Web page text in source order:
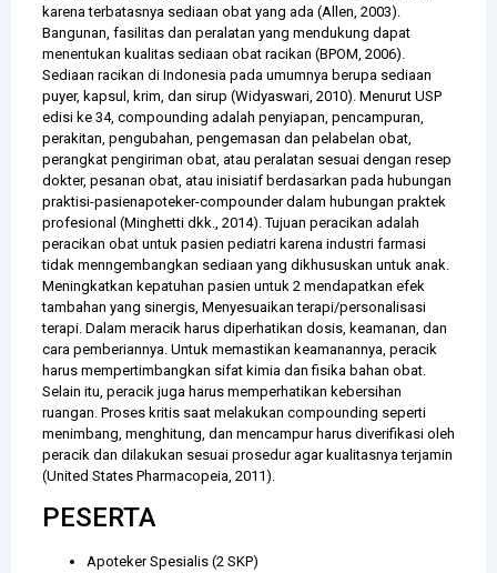
karena terbatasnya sediaan obat yang ada (Allen, 2003).
Bangunan, fasilitas dan peralatan yang mendukung dapat
menentukan kualitas sediaan obat racikan (BPOM, 2006).
Sediaan racikan di Indonesia pada umumnya berupa sediaan
puyer, kapsul, krim, dan sirup (Widyaswari, 2010). Menurut USP
edisi ke 34, compounding adalah penyiapan, pencampuran,
perakitan, pengubahan, pengemasan dan pelabelan obat,
perangkat pengiriman obat, atau peralatan sesuai dengan resep
dokter, pesanan obat, atau inisiatif berdasarkan pada hubungan
praktisi-pasienapoteker-compounder dalam hubungan praktek
profesional (Minghetti dkk., 2014). Tujuan peracikan adalah
peracikan obat untuk pasien pediatri karena industri farmasi
tidak menngembangkan sediaan yang dikhususkan untuk anak.
Meningkatkan kepatuhan pasien untuk 2 mendapatkan efek
tambahan yang sinergis, Menyesuaikan terapi/personalisasi
terapi. Dalam meracik harus diperhatikan dosis, keamanan, dan
cara pemberiannya. Untuk memastikan keamanannya, peracik
harus mempertimbangkan sifat kimia dan fisika bahan obat.
Selain itu, peracik juga harus memperhatikan kebersihan
ruangan. Proses kritis saat melakukan compounding seperti
menimbang, menghitung, dan mencampur harus diverifikasi oleh
peracik dan dilakukan sesuai prosedur agar kualitasnya terjamin
(United States Pharmacopeia, 2011).
PESERTA
Apoteker Spesialis (2 SKP)